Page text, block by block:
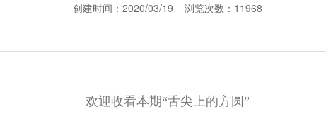
创建时间：2020/03/19 浏览次数：11968
欢迎收看本期“舌尖上的方圆”